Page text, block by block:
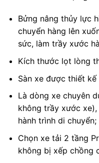
Bửng nâng thủy lực
chuyển hàng lên
sức, làm trầy xước
Kích thước lọt lòng
Sàn xe được thiết
Là dòng xe chuyên
không trầy xước
hành trình di chuyển;
Chọn xe tải 2 tầng
không bị xếp chồng